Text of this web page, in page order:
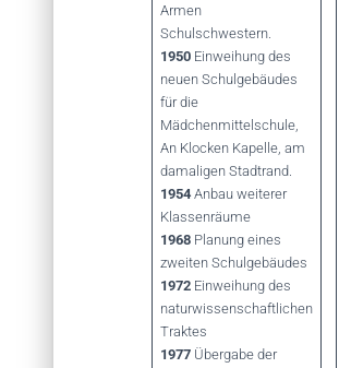
Armen
Schulschwestern.
1950 Einweihung des
neuen Schulgebäudes
für die
Mädchenmittelschule,
An Klocken Kapelle, am
damaligen Stadtrand.
1954Anbau weiterer
Klassenräume
1968Planung eines
zweiten Schulgebäudes
1972Einweihung des
naturwissenschaftlichen
Traktes
1977Übergabe der